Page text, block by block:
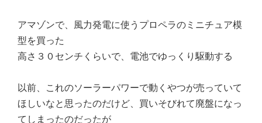
アマゾンで、風力発電に使うプロペラのミニチュア模
型を買った
高さ３０センチくらいで、電池でゆっくり駆動する
以前、これのソーラーパワーで動くやつが売っていて
ほしいなと思ったのだけど、買いそびれて廃盤になっ
てしまったのだったが